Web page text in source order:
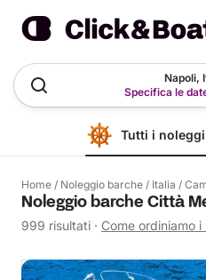
Napoli,
Specifica le
Tutti i noleggi
Home / Noleggio barche / Italia /
Noleggio barche Città
999 risultati · Come ordiniamo i